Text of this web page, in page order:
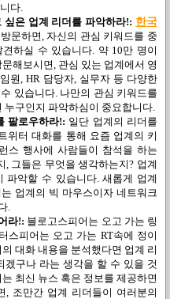
다.
싶은 업계 리더를 파악하라!: 한국
문하면 ,자신의 관심 키워드를 중
하실 수 있습니다 약10만 명이
해보시면
관심 있는 업계에서 영
임원 , HR 담당자 실무자 등 다양한
있습니다. 나만의 관심 키워드를
누구인지 파악하심이 중요합니다.
팔로우하라!: 일단 업계의 리더를
위터 대화를 통해 요즘 업계의 키
스 행사에 사람들이 참석을 하는
그들은 무엇을 생각하는지? 업계
파악할 수 있습니다.새롭게 업계
업계의 빅 마우스이자 네트워크
.
라!: 블로고스피어는 오고 가는 링
스피어는 오고 가는 RT속에 정이
대화 내용을 분석했다면 업계 리
겠구나 라는 생각을 할 수 있을 것
최신 뉴스 혹은 정보를 제공하면
조만간 업계 리더들이 여러분의